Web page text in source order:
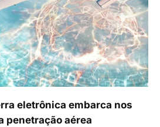
eletrônica embarca nos
penetração aérea